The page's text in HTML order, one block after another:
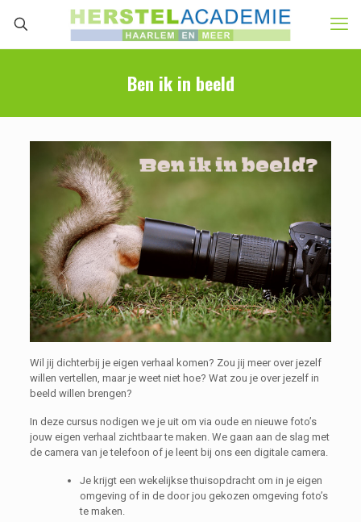
Ben ik in beeld
Wil jij dichterbij je eigen verhaal komen? Zou jij meer over jezelf
willen vertellen, maar je weet niet hoe? Wat zou je over jezelf in
beeld willen brengen?
In deze cursus nodigen we je uit om via oude en nieuwe foto’s
jouw eigen verhaal zichtbaar te maken. We gaan aan de slag met
de camera van je telefoon of je leent bij ons een digitale camera.
Je krijgt een wekelijkse thuisopdracht om in je eigen
omgeving of in de door jou gekozen omgeving foto’s
te maken.